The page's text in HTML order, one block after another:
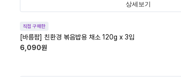
상세보기
직접 구매한
[바름팜] 친환경 볶음밥용 채소 120g x 3입
6,090원